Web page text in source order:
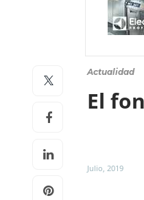
Actualidad
El
Julio, 2019